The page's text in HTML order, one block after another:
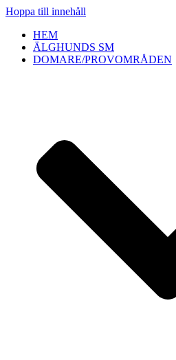
Hoppa till innehåll
HEM
ÄLGHUNDS SM
DOMARE/PROVOMRÅDEN